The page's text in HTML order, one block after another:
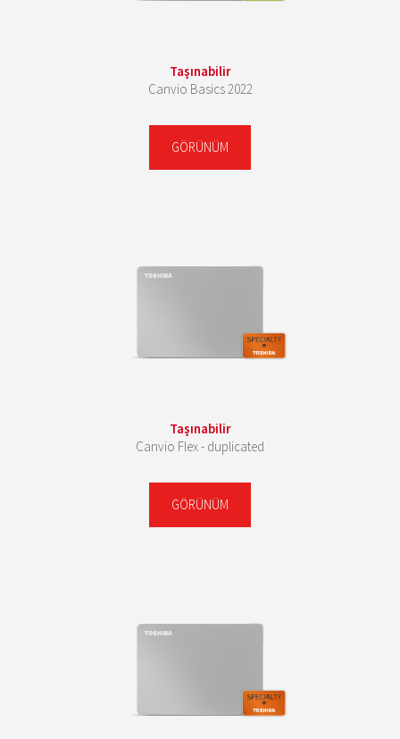
Taşınabilir
Canvio Basics 2022
GÖRÜNÜM
Taşınabilir
Canvio Flex - duplicated
GÖRÜNÜM